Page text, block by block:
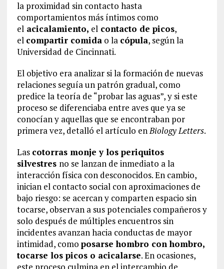
la proximidad sin contacto hasta
comportamientos más íntimos como
elacicalamiento, elcontacto de picos,
el compartir comidao la cópula, según la
Universidad de Cincinnati.
El objetivo era analizar si la formación de nuevas
relaciones seguía un patrón gradual, como
predice la teoría de “probar las aguas”, y si este
proceso se diferenciaba entre aves que ya se
conocían y aquellas que se encontraban por
primera vez, detalló el artículo enBiology Letters.
Las cotorras monje y los periquitos
silvestres no se lanzan de inmediato a la
interacción física con desconocidos. En cambio,
inician el contacto social con aproximaciones de
bajo riesgo: se acercan y comparten espacio sin
tocarse, observan a sus potenciales compañeros y
solo después de múltiples encuentros sin
incidentes avanzan hacia conductas de mayor
intimidad, como posarse hombro con hombro,
tocarse los picos o acicalarse. En ocasiones,
este proceso culmina en el intercambio de